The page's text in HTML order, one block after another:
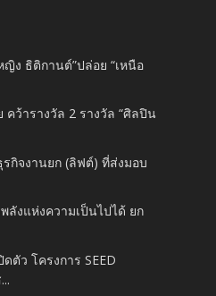
ง ธิติกานต์”ปล่อย “เหนือ
ว้ารางวัล 2 รางวัล “ศิลปิน
รกิจงานยก (ลิฟต์) ที่ส่งมอบ
ลังแห่งความเป็นไปได้ ยก
ตัว โครงการ SEED